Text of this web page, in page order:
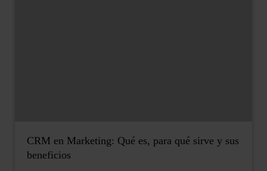
CRM en Marketing: Qué es, para qué sirve y sus
beneficios